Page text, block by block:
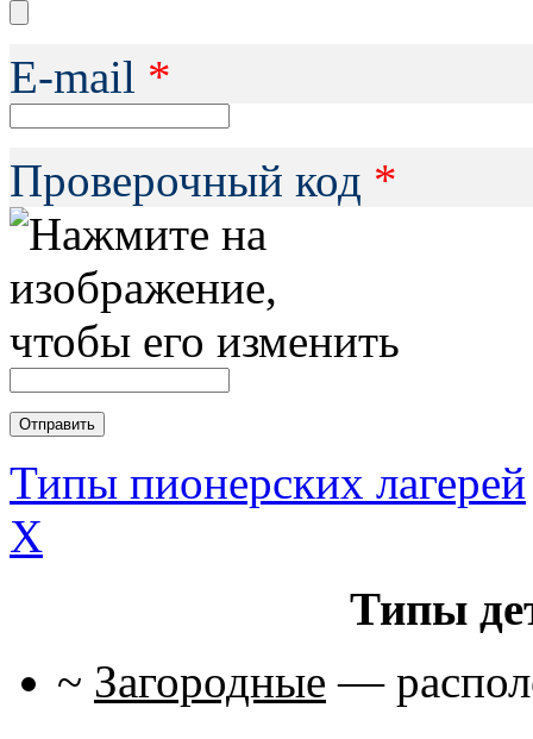
Е-mail *
Проверочный код *
Типы пионерских лагерей
X
Типы
~ Загородные —